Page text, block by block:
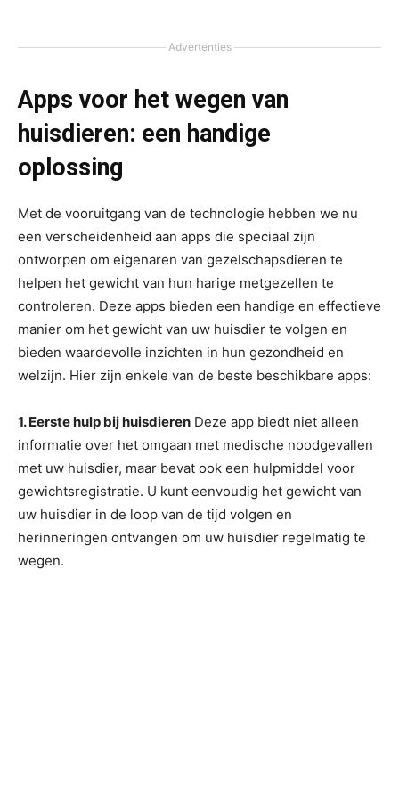
Advertenties
Apps voor het wegen van
huisdieren: een handige
oplossing
Met de vooruitgang van de technologie hebben we nu
een verscheidenheid aan apps die speciaal zijn
ontworpen om eigenaren van gezelschapsdieren te
helpen het gewicht van hun harige metgezellen te
controleren. Deze apps bieden een handige en effectieve
manier om het gewicht van uw huisdier te volgen en
bieden waardevolle inzichten in hun gezondheid en
welzijn. Hier zijn enkele van de beste beschikbare apps:
1. Eerste hulp bij huisdieren Deze app biedt niet alleen
informatie over het omgaan met medische noodgevallen
met uw huisdier, maar bevat ook een hulpmiddel voor
gewichtsregistratie. U kunt eenvoudig het gewicht van
uw huisdier in de loop van de tijd volgen en
herinneringen ontvangen om uw huisdier regelmatig te
wegen.